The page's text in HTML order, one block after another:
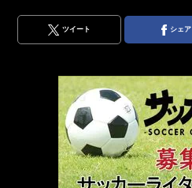
ツイート シェア